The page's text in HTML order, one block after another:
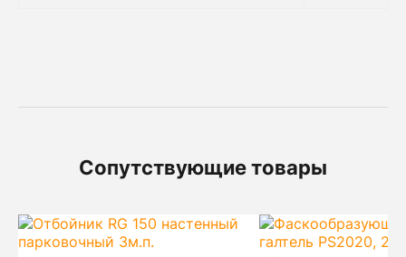
Сопутствующие товары